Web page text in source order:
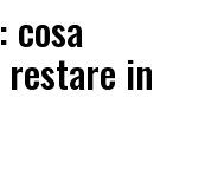
cosa
restare in